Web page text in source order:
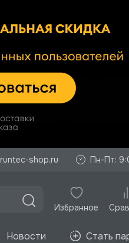
shop.ru Пн-Пт:
Избранное
Новости Стать